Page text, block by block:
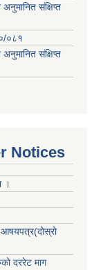
संक्षिप्त
०८१
संक्षिप्त
Notices
।
आषयपत्र(दोस्रो
दररेट माग